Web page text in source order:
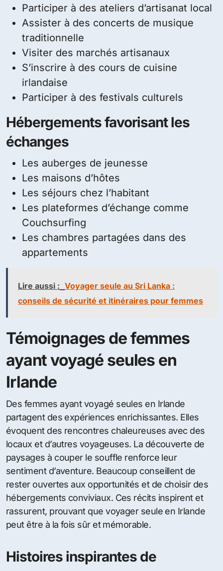
Participer à des ateliers d’artisanat local
Assister à des concerts de musique
traditionnelle
Visiter des marchés artisanaux
S’inscrire à des cours de cuisine
irlandaise
Participer à des festivals culturels
Hébergements favorisant les
échanges
Les auberges de jeunesse
Les maisons d’hôtes
Les séjours chez l’habitant
Les plateformes d’échange comme
Couchsurfing
Les chambres partagées dans des
appartements
Lire aussi : Voyager seule au Sri Lanka :
conseils de sécurité et itinéraires pour femmes
Témoignages de femmes
ayant voyagé seules en
Irlande
Des femmes ayant voyagé seules en Irlande
partagent des expériences enrichissantes. Elles
évoquent des rencontres chaleureuses avec des
locaux et d’autres voyageuses. La découverte de
paysages à couper le souffle renforce leur
sentiment d’aventure. Beaucoup conseillent de
rester ouvertes aux opportunités et de choisir des
hébergements conviviaux. Ces récits inspirent et
rassurent, prouvant que voyager seule en Irlande
peut être à la fois sûr et mémorable.
Histoires inspirantes de